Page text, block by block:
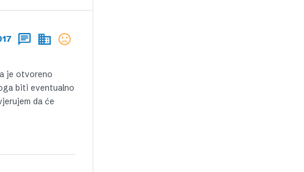
je otvoreno
biti eventualno
da će